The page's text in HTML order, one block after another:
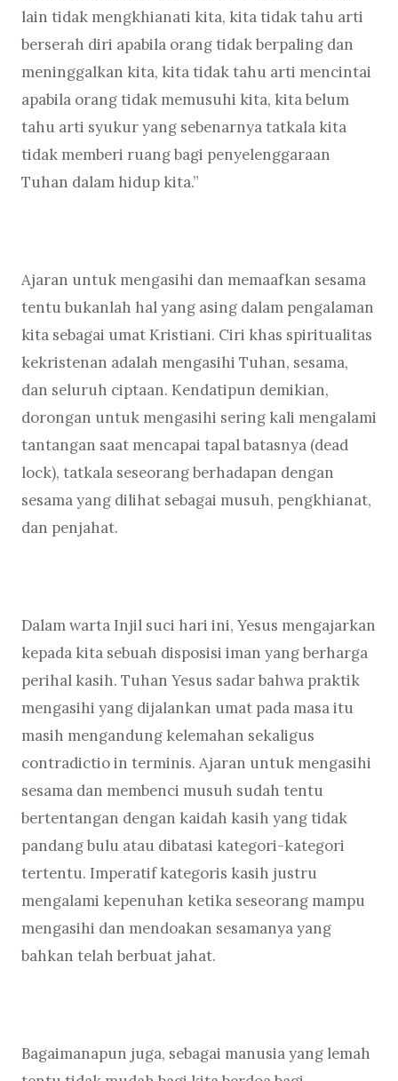
lain tidak mengkhianati kita, kita tidak tahu arti
berserah diri apabila orang tidak berpaling dan
meninggalkan kita, kita tidak tahu arti mencintai
apabila orang tidak memusuhi kita, kita belum
tahu arti syukur yang sebenarnya tatkala kita
tidak memberi ruang bagi penyelenggaraan
Tuhan dalam hidup kita.”
Ajaran untuk mengasihi dan memaafkan sesama
tentu bukanlah hal yang asing dalam pengalaman
kita sebagai umat Kristiani. Ciri khas spiritualitas
kekristenan adalah mengasihi Tuhan, sesama,
dan seluruh ciptaan. Kendatipun demikian,
dorongan untuk mengasihi sering kali mengalami
tantangan saat mencapai tapal batasnya (dead
lock), tatkala seseorang berhadapan dengan
sesama yang dilihat sebagai musuh, pengkhianat,
dan penjahat.
Dalam warta Injil suci hari ini, Yesus mengajarkan
kepada kita sebuah disposisi iman yang berharga
perihal kasih. Tuhan Yesus sadar bahwa praktik
mengasihi yang dijalankan umat pada masa itu
masih mengandung kelemahan sekaligus
contradictio in terminis. Ajaran untuk mengasihi
sesama dan membenci musuh sudah tentu
bertentangan dengan kaidah kasih yang tidak
pandang bulu atau dibatasi kategori-kategori
tertentu. Imperatif kategoris kasih justru
mengalami kepenuhan ketika seseorang mampu
mengasihi dan mendoakan sesamanya yang
bahkan telah berbuat jahat.
Bagaimanapun juga, sebagai manusia yang lemah